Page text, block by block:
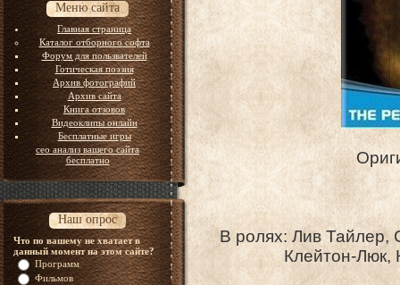
Меню сайта
Главная страница
Каталог отборного софта
Форум для пользвателей
Готическая поэзия
Архив фотографий
Архив сайта
Книга отзовов
Видеоклипы онлайн
Бесплатные игры
сео анализ вашего сайта
бесплатно
Наш опрос
Что по вашему не хватает в
данный момент на этом сайте?
Программ
Фильмов
В ролях: Лив
Клейтон-Люк,